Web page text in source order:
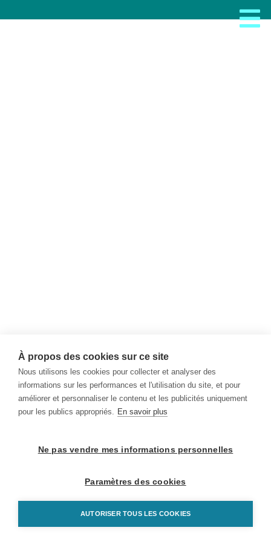
À propos des cookies sur ce site
Nous utilisons les cookies pour collecter et analyser des
informations sur les performances et l'utilisation du site, et pour
améliorer et personnaliser le contenu et les publicités uniquement
pour les publics appropriés. En savoir plus
Ne pas vendre mes informations personnelles
Paramètres des cookies
AUTORISER TOUS LES COOKIES